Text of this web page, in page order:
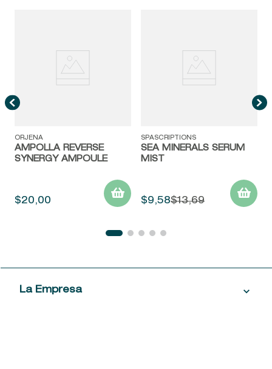
ORJENA
AMPOLLA REVERSE
SYNERGY AMPOULE
$20,00
SPASCRIPTIONS
SEA MINERALS SERUM
MIST
$9,58$13,69
La Empresa